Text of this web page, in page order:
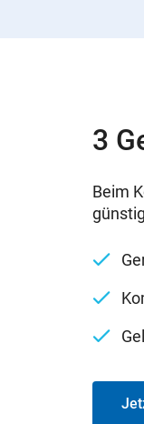
3
Beim